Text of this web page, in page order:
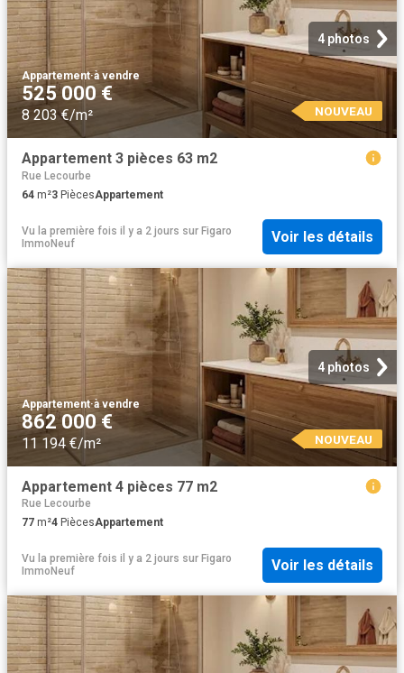
4 photos
Appartement·à vendre
525 000 €
8 203 €/m² NOUVEAU
Appartement 3 pièces 63 m2
Rue Lecourbe
64 m²3 PiècesAppartement
Vu la première fois il y a 2 jours sur Figaro
ImmoNeuf
Voir les détails
4 photos
Appartement·à vendre
862 000 €
11 194 €/m² NOUVEAU
Appartement 4 pièces 77 m2
Rue Lecourbe
77 m²4 PiècesAppartement
Vu la première fois il y a 2 jours sur Figaro
ImmoNeuf
Voir les détails